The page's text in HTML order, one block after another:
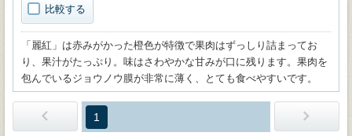
比較する
「麗紅」は赤みがかった橙色が特徴で果肉はずっしり詰まってお
り、果汁がたっぷり。味はさわやかな甘みが口に残ります。果肉を
包んでいるジョウノウ膜が非常に薄く、とても食べやすいです。
1